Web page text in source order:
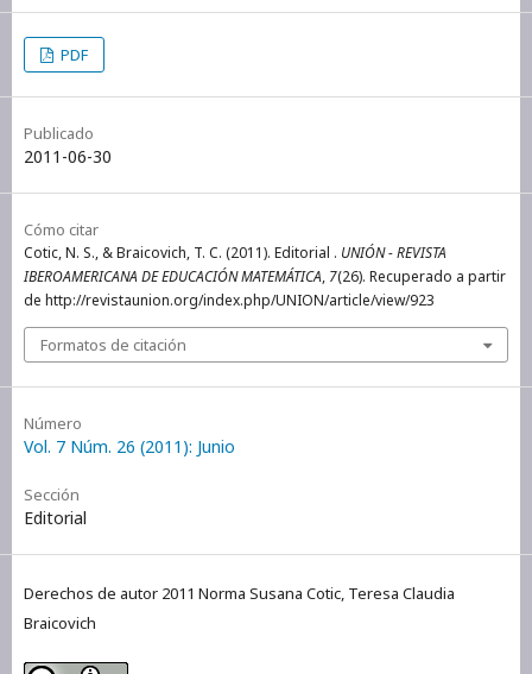
PDF
Publicado
2011-06-30
Cómo citar
Cotic, N. S., & Braicovich, T. C. (2011). Editorial . UNIÓN - REVISTA
IBEROAMERICANA DE EDUCACIÓN MATEMÁTICA, 7(26). Recuperado a partir
de http://revistaunion.org/index.php/UNION/article/view/923
Formatos de citación
Número
Vol. 7 Núm. 26 (2011): Junio
Sección
Editorial
Derechos de autor 2011 Norma Susana Cotic, Teresa Claudia
Braicovich